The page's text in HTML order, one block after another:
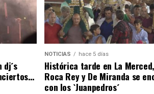
NOTICIAS hace 5 días
Histórica tarde en La
Roca Rey y De Miranda se
con los `Juanpedros´